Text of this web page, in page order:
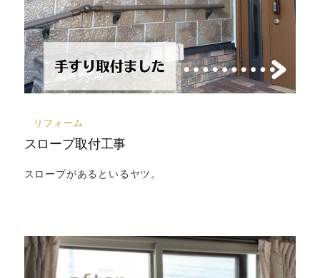
リフォーム
スロープ取付工事
スロープがあるといるヤツ。